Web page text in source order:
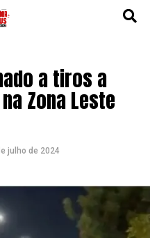
a tiros a
Zona Leste
julho de 2024